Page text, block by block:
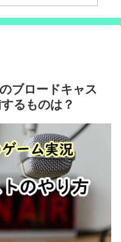
ブロードキャス
るものは？